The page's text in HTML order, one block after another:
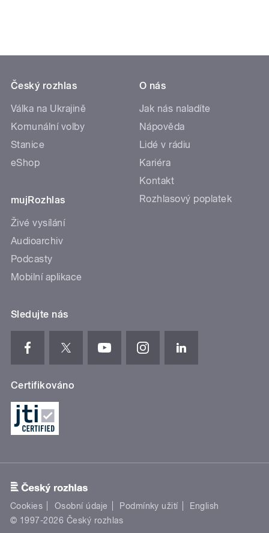
Český rozhlas
Válka na Ukrajině
Komunální volby
Stanice
eShop
mujRozhlas
Živé vysílání
Audioarchiv
Podcasty
Mobilní aplikace
O nás
Jak nás naladíte
Nápověda
Lidé v rádiu
Kariéra
Kontakt
Rozhlasový poplatek
Sledujte nás
Certifikováno
Cookies Osobní údaje Podmínky užití
English
© 1997-2026 Český rozhlas